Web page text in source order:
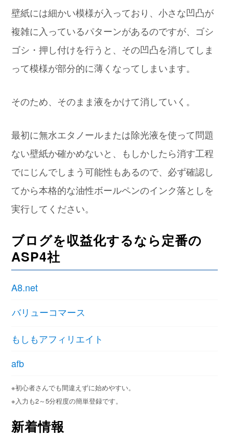
壁紙には細かい模様が入っており、小さな凹凸が
複雑に入っているパターンがあるのですが、ゴシ
ゴシ・押し付けを行うと、その凹凸を消してしま
って模様が部分的に薄くなってしまいます。
そのため、そのまま液をかけて消していく。
最初に無水エタノールまたは除光液を使って問題
ない壁紙か確かめないと、もしかしたら消す工程
でにじんでしまう可能性もあるので、必ず確認し
てから本格的な油性ボールペンのインク落としを
実行してください。
ブログを収益化するなら定番の
ASP4社
A8.net
バリューコマース
もしもアフィリエイト
afb
※初心者さんでも間違えずに始めやすい。
※入力も2～5分程度の簡単登録です。
新着情報